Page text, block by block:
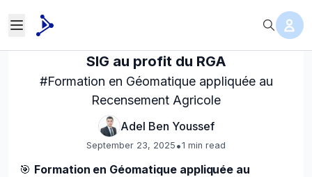
SIG au profit du RGA
#Formation en Géomatique appliquée au
Recensement Agricole
Adel Ben Youssef
September 23, 2025 •1 min read
🎯 Formation en Géomatique appliquée au